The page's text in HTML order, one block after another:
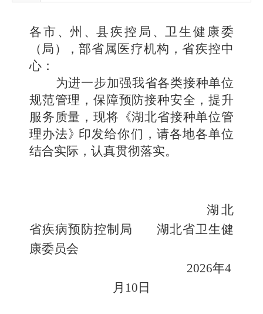
各市 、 州 、 县疾控局 、 卫生健康委
（ 局 ） ， 部省属医疗机构 ，省疾控中
心：
为进一步加强我省各类接种单位
规范管理，保障预防接种安全，提升
服务质量，现将《湖北省接种单位管
理办法》 印发给你们，请各地各单位
结合实际，认真贯彻落实。
湖北
省疾病预防控制局
湖北省卫生健
康委员会
2026年4
月 10 日